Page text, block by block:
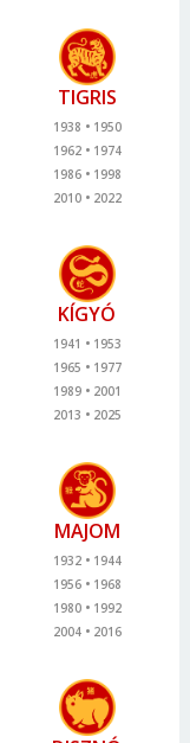
TIGRIS
1938
1950
1962
1974
1986
1998
2010
2022
KÍGYÓ
1941
1953
1965
1977
1989
2001
2013
2025
MAJOM
1932
1944
1956
1968
1980
1992
2004
2016